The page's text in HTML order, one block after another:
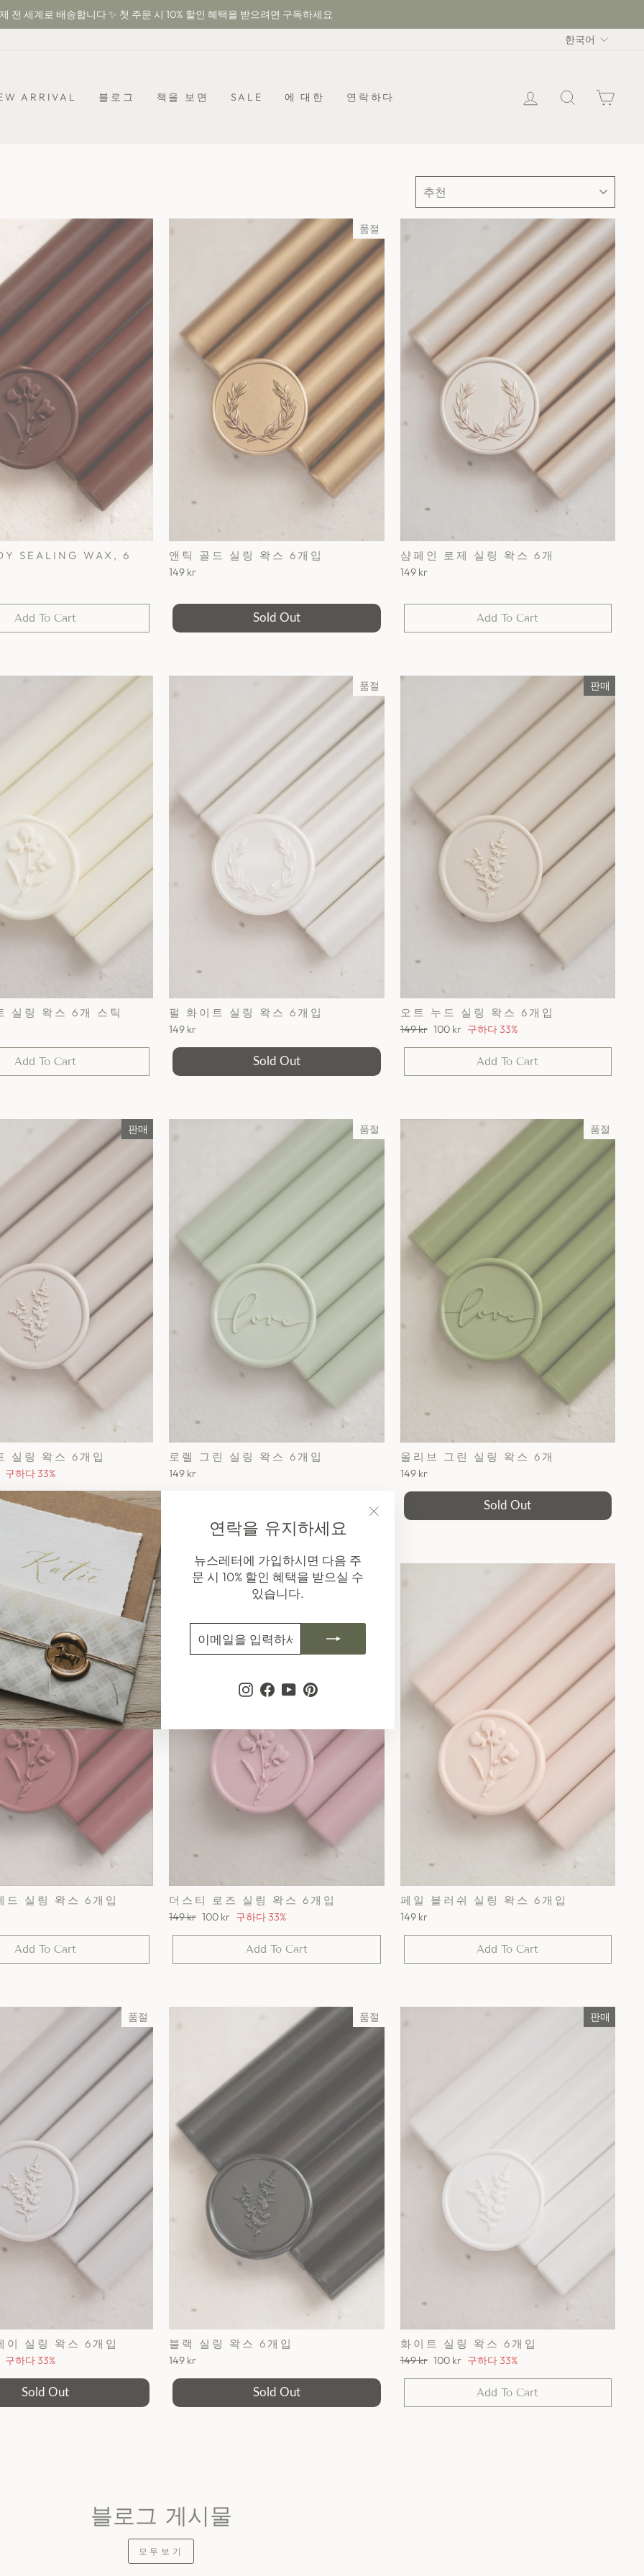
슬
쇼
전 세계로 배송합니다 ✨ 첫 주문 시 10% 할인 혜택을 받으려면 구독하세요
언
한국어
ARRIVAL 블로그 책을 보면 SALE 에 대한 연락하다 로그인 찾다
연락을 유지하세요
뉴스레터에 가입하시면 다음 주
문 시 10% 할인 혜택을 받으실 수
있습니다.
메
일
독
하
Instagram
Facebook
YouTubePinterest
(esc)"
류
SEALING WAX, 6
Add To Cart
품절
앤틱 골드 실링 왁스 6개입
149 kr
Sold Out
샴페인 로제 실링 왁스 6개
149 kr
Add To Cart
실링 왁스 6개 스틱
Add To Cart
품절
펄 화이트 실링 왁스 6개입
149 kr
Sold Out
판매
오트 누드 실링 왁스 6개입
정
149 kr 세
100 kr 구하다 33%
Add To Cart
판매
실링 왁스 6개입
구하다 33%
Add To Cart
품절
로렐 그린 실링 왁스 6개입
149 kr
품절
올리브 그린 실링 왁스 6개
149 kr
Sold Out
드 실링 왁스 6개입
Add To Cart
판매
더스티 로즈 실링 왁스 6개입
정
149 kr 세
100 kr 구하다 33%
Add To Cart
페일 블러쉬 실링 왁스 6개입
149 kr
Add To Cart
품절
이 실링 왁스 6개입
구하다 33%
Sold Out
품절
블랙 실링 왁스 6개입
149 kr
Sold Out
판매
화이트 실링 왁스 6개입
정
149 kr 세
100 kr 구하다 33%
Add To Cart
블로그 게시물
모두보기